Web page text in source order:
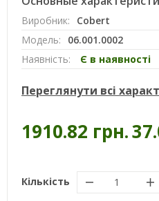
Виробник:
Cobert
Модель:
06.001.0002
Наявність:
Є в наявності
Переглянути всі
1910.82 грн.
Кількість